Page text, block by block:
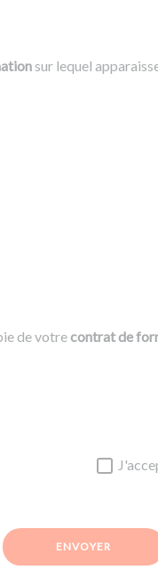
sur lequel
de votrecontrat de
ENVOYER